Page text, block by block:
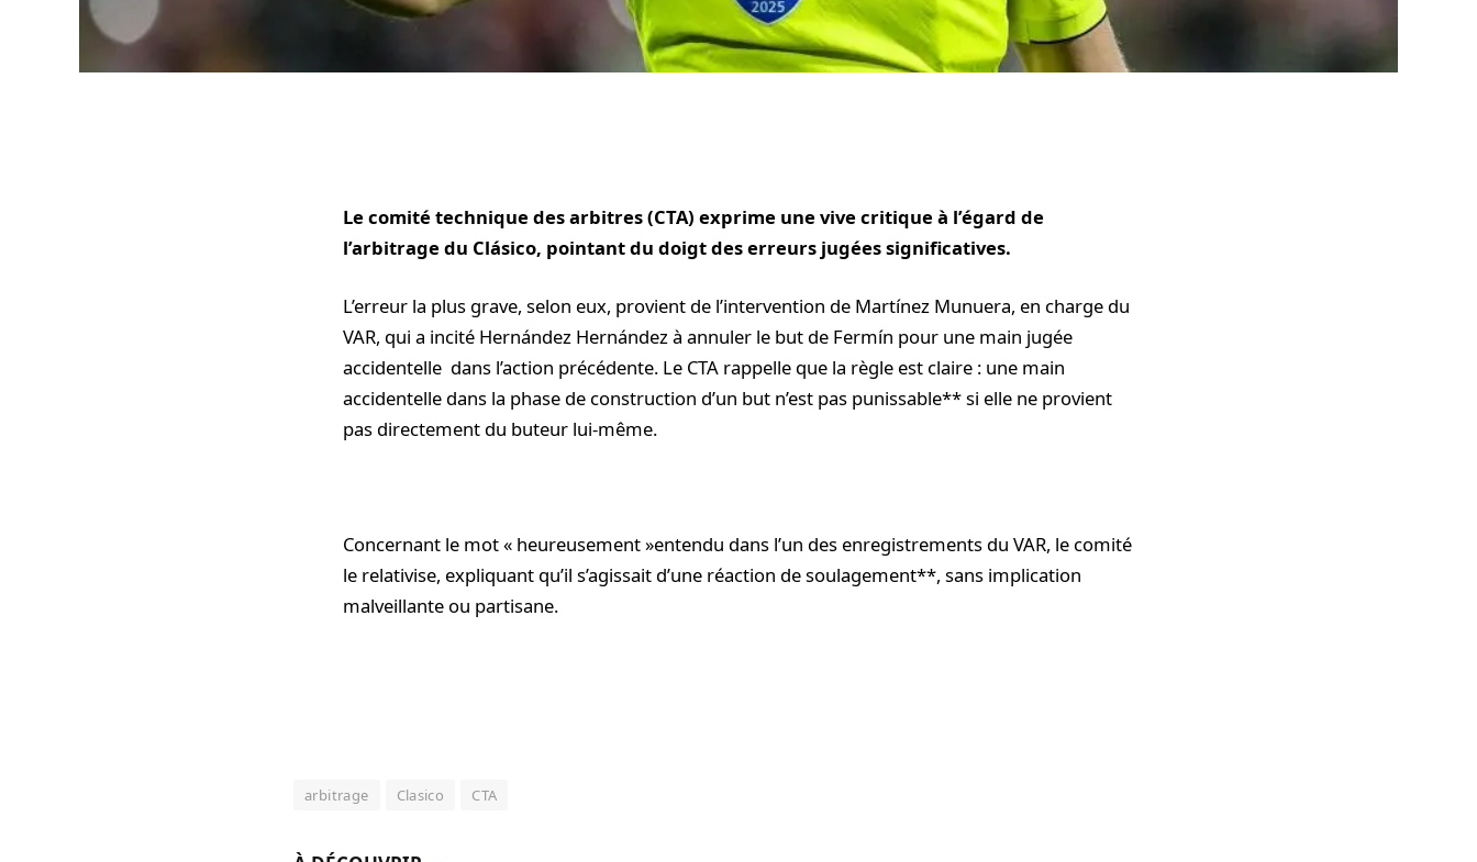
Le comité technique des arbitres (CTA) exprime une vive critique à l’égard de
l’arbitrage du Clásico, pointant du doigt des erreurs jugées significatives.
L’erreur la plus grave, selon eux, provient de l’intervention de Martínez Munuera, en charge du
VAR, qui a incité Hernández Hernández à annuler le but de Fermín pour une main jugée
accidentelle dans l’action précédente. Le CTA rappelle que la règle est claire : une main
accidentelle dans la phase de construction d’un but n’est pas punissable** si elle ne provient
pas directement du buteur lui-même.
Concernant le mot « heureusement »entendu dans l’un des enregistrements du VAR, le comité
le relativise, expliquant qu’il s’agissait d’une réaction de soulagement**, sans implication
malveillante ou partisane.
arbitrage Clasico CTA